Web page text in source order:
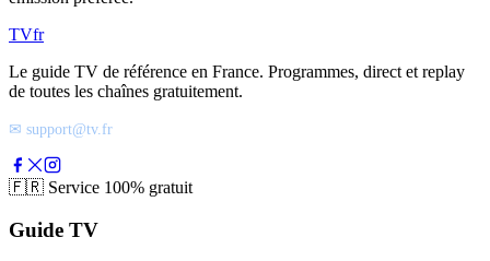
TVfr
Le guide TV de référence en France. Programmes, direct et replay
de toutes les chaînes gratuitement.
✉ support@tv.fr
🇫🇷 Service 100% gratuit
Guide TV